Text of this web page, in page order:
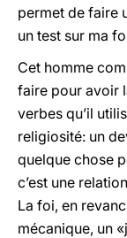
permet de faire
un test sur ma
Cet homme
faire pour avoir
verbes qu’il
religiosité: un
quelque chose
c’est une
La foi, en
mécanique, un